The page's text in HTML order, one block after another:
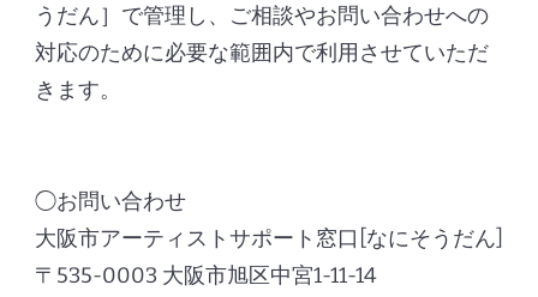
うだん］で管理し、ご相談やお問い合わせへの
対応のために必要な範囲内で利用させていただ
きます。
◯お問い合わせ
大阪市アーティストサポート窓口[なにそうだん]
〒535-0003 大阪市旭区中宮1-11-14